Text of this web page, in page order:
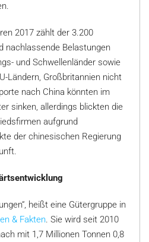
2017 zählt der 3.200
nachlassende Belastungen
und Schwellenländer sowie
Ländern, Großbritannien nicht
nach China könnten im
sinken, allerdings blickten die
aufgrund
der chinesischen Regierung
heißt eine Gütergruppe in
& Fakten. Sie wird seit 2010
mit 1,7 Millionen Tonnen 0,8